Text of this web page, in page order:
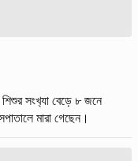
শিশুর সংখ‍্যা বেড়ে ৮ জনে
মারা গেছেন।